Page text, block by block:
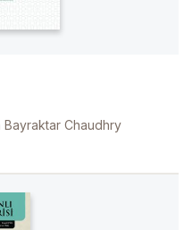
Bayraktar Chaudhry